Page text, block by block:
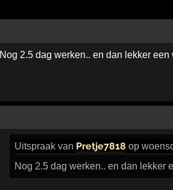
Nog 2.5 dag werken.. en dan lekker een
Uitspraakvan Pretje7818 op
Nog 2.5 dag werken.. en dan lekker